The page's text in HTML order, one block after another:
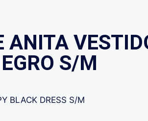
ANITA
S/M
BLACK DRESS S/M